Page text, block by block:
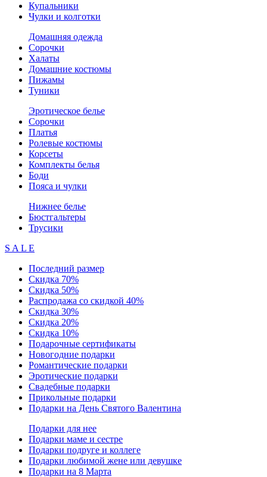
Купальники
Чулки и колготки
Домашняя одежда
Сорочки
Халаты
Домашние костюмы
Пижамы
Туники
Эротическое белье
Сорочки
Платья
Ролевые костюмы
Корсеты
Комплекты белья
Боди
Пояса и чулки
Нижнее белье
Бюстгальтеры
Трусики
S A L E
Последний размер
Скидка 70%
Скидка 50%
Распродажа со скидкой 40%
Скидка 30%
Скидка 20%
Скидка 10%
Подарочные сертификаты
Новогодние подарки
Романтические подарки
Эротические подарки
Свадебные подарки
Прикольные подарки
Подарки на День Святого Валентина
Подарки для нее
Подарки маме и сестре
Подарки подруге и коллеге
Подарки любимой жене или девушке
Подарки на 8 Марта